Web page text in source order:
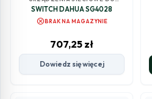
MONITORINGU
SWITCH DAHUA SG4028
cancelBRAK NA MAGAZYNIE
707,25 zł
Dowiedz się więcej